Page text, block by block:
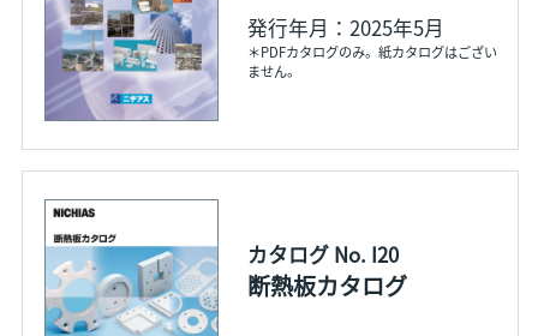
発行年月：2025年5月
＊PDFカタログのみ。紙カタログはござい
ません。
カタログ No. I20
断熱板カタログ